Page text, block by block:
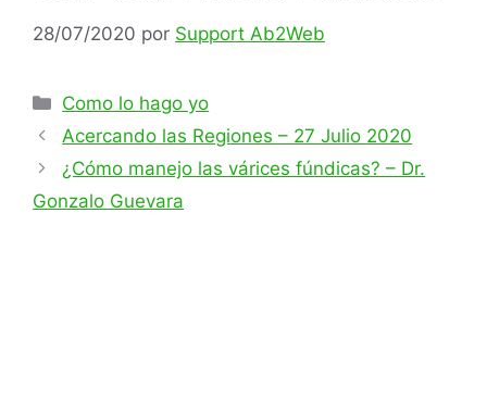
28/07/2020 por Support Ab2Web
Como lo hago yo
Acercando las Regiones – 27 Julio 2020
¿Cómo manejo las várices fúndicas? – Dr.
Gonzalo Guevara